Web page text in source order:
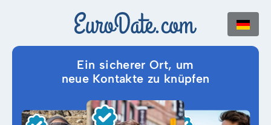
Ein sicherer Ort, um
neue Kontakte zu knüpfen